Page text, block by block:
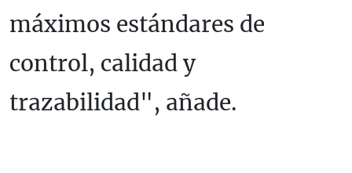
máximos estándares de
control, calidad y
trazabilidad", añade.